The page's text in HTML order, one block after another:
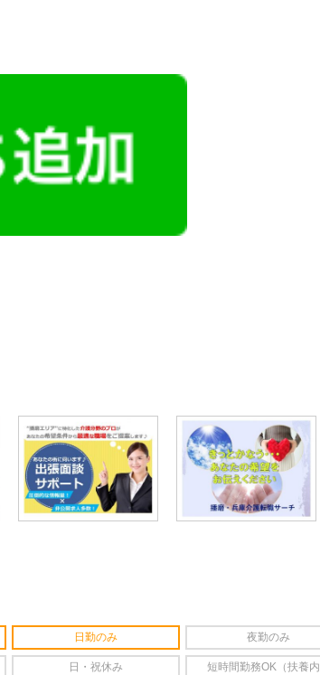
日勤のみ 夜勤のみ
日・祝休み 短時間勤務OK（扶養